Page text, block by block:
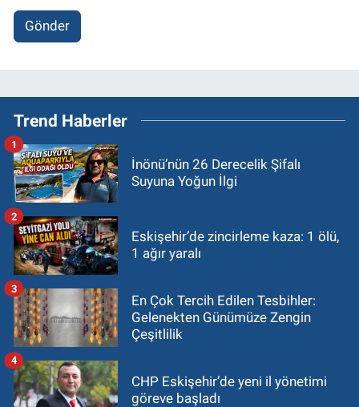
Gönder
Trend Haberler
İnönü’nün 26 Derecelik Şifalı
Suyuna Yoğun İlgi
1
Eskişehir’de zincirleme kaza: 1 ölü,
1 ağır yaralı
2
En Çok Tercih Edilen Tesbihler:
Gelenekten Günümüze Zengin
Çeşitlilik
3
CHP Eskişehir’de yeni il yönetimi
göreve başladı
4